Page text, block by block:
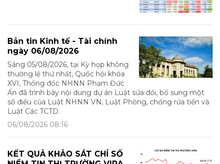
Bản tin Kinh tế - Tài chính
ngày 06/08/2026
Sáng 05/08/2026, tại Kỳ họp không
thường lệ thứ nhất, Quốc hội khóa
XVI, Thống đốc NHNN Phạm Đức
Ấn đã trình bày nội dung dự án Luật sửa đổi, bổ sung một
số điều của Luật NHNN VN, Luật Phòng, chống rửa tiền và
Luật Các TCTD.
06/08/2026 08:16
KẾT QUẢ KHẢO SÁT CHỈ SỐ